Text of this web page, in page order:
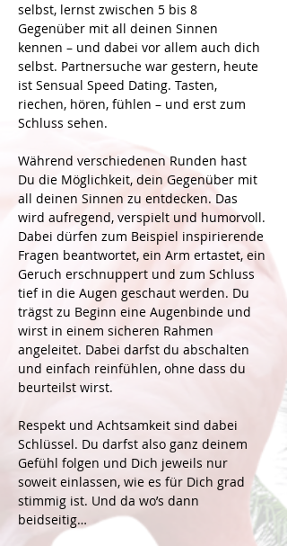
selbst, lernst zwischen 5 bis 8
Gegenüber mit all deinen Sinnen
kennen – und dabei vor allem auch dich
selbst. Partnersuche war gestern, heute
ist Sensual Speed Dating. Tasten,
riechen, hören, fühlen – und erst zum
Schluss sehen.
Während verschiedenen Runden hast
Du die Möglichkeit, dein Gegenüber mit
all deinen Sinnen zu entdecken. Das
wird aufregend, verspielt und humorvoll.
Dabei dürfen zum Beispiel inspirierende
Fragen beantwortet, ein Arm ertastet, ein
Geruch erschnuppert und zum Schluss
tief in die Augen geschaut werden. Du
trägst zu Beginn eine Augenbinde und
wirst in einem sicheren Rahmen
angeleitet. Dabei darfst du abschalten
und einfach reinfühlen, ohne dass du
beurteilst wirst.
Respekt und Achtsamkeit sind dabei
Schlüssel. Du darfst also ganz deinem
Gefühl folgen und Dich jeweils nur
soweit einlassen, wie es für Dich grad
stimmig ist. Und da wo’s dann
beidseitig…